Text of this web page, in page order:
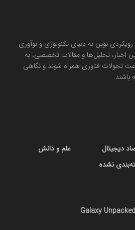
رویکردی نوین به دنیای تکنولوژی و نوآوری
تحلیل‌ها و مقالات تخصصی، به
تحولات فناوری همراه شوند و نگاهی
باشند.
دیجیتال
نشده
علم و دانش